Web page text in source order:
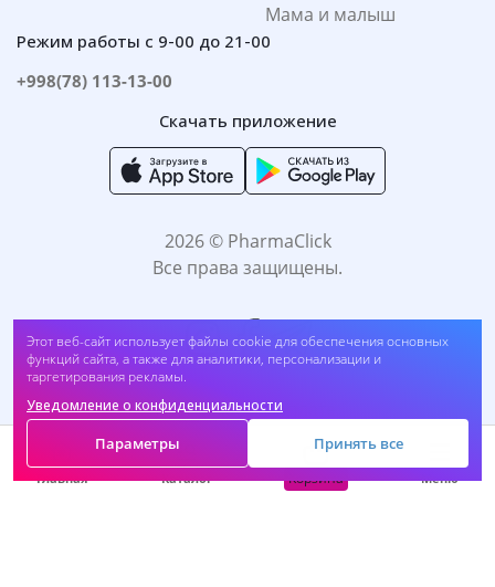
Этот веб-сайт использует файлы cookie для обеспечения основных
функций сайта, а также для аналитики, персонализации и
таргетирования рекламы.
Уведомление о конфиденциальности
Параметры Принять все
Мама и малыш
Режим работы с 9-00 до 21-00
+998(78) 113-13-00
Скачать приложение
2026 © PharmaClick
Все права защищены.
Принимаем к оплате:
Главная Каталог Корзина Меню